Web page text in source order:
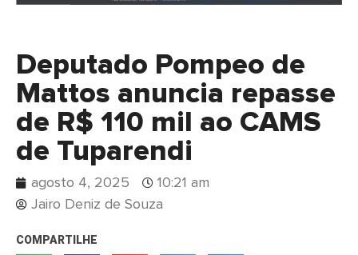
Deputado Pompeo de
Mattos anuncia repasse
de R$ 110 mil ao CAMS
de Tuparendi
agosto 4, 2025
10:21 am
Jairo Deniz de Souza
COMPARTILHE